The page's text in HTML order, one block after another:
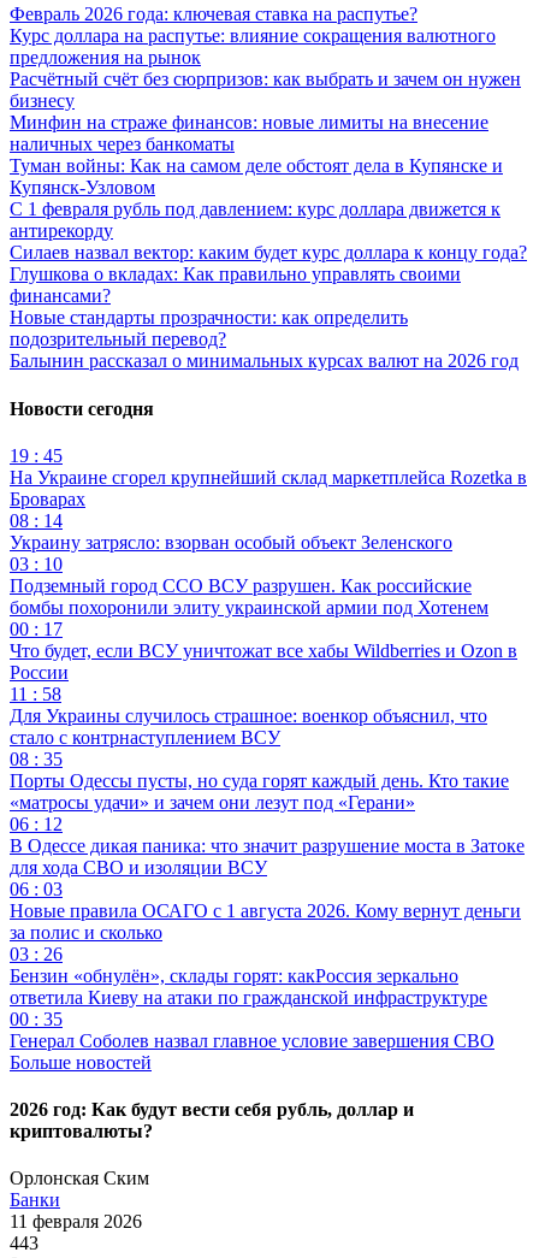
Февраль 2026 года: ключевая ставка на распутье?
Курс доллара на распутье: влияние сокращения валютного
предложения на рынок
Расчётный счёт без сюрпризов: как выбрать и зачем он нужен
бизнесу
Минфин на страже финансов: новые лимиты на внесение
наличных через банкоматы
Туман войны: Как на самом деле обстоят дела в Купянске и
Купянск-Узловом
С 1 февраля рубль под давлением: курс доллара движется к
антирекорду
Силаев назвал вектор: каким будет курс доллара к концу года?
Глушкова о вкладах: Как правильно управлять своими
финансами?
Новые стандарты прозрачности: как определить
подозрительный перевод?
Балынин рассказал о минимальных курсах валют на 2026 год
Новости сегодня
19 : 45
На Украине сгорел крупнейший склад маркетплейса Rozetka в
Броварах
08 : 14
Украину затрясло: взорван особый объект Зеленского
03 : 10
Подземный город ССО ВСУ разрушен. Как российские
бомбы похоронили элиту украинской армии под Хотенем
00 : 17
Что будет, если ВСУ уничтожат все хабы Wildberries и Ozon в
России
11 : 58
Для Украины случилось страшное: военкор объяснил, что
стало с контрнаступлением ВСУ
08 : 35
Порты Одессы пусты, но суда горят каждый день. Кто такие
«матросы удачи» и зачем они лезут под «Герани»
06 : 12
В Одессе дикая паника: что значит разрушение моста в Затоке
для хода СВО и изоляции ВСУ
06 : 03
Новые правила ОСАГО с 1 августа 2026. Кому вернут деньги
за полис и сколько
03 : 26
Бензин «обнулён», склады горят: какРоссия зеркально
ответила Киеву на атаки по гражданской инфраструктуре
00 : 35
Генерал Соболев назвал главное условие завершения СВО
Больше новостей
2026 год: Как будут вести себя рубль, доллар и
криптовалюты?
Орлонская Ским
Банки
11 февраля 2026
443